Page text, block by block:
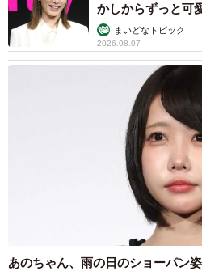
かしからずっと可
まいどなトピック
2026.08.07
あのちゃん、雨の日のショーパン